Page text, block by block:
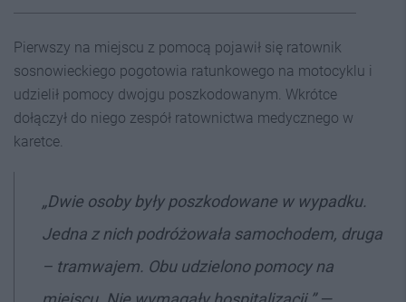
Pierwszy na miejscu z pomocą pojawił się ratownik
sosnowieckiego pogotowia ratunkowego na motocyklu i
udzielił pomocy dwojgu poszkodowanym. Wkrótce
dołączył do niego zespół ratownictwa medycznego w
karetce.
„Dwie osoby były poszkodowane w wypadku.
Jedna z nich podróżowała samochodem, druga
– tramwajem. Obu udzielono pomocy na